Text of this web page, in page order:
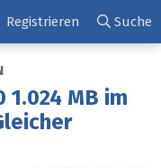
Registrieren Suche
1.024 MB im